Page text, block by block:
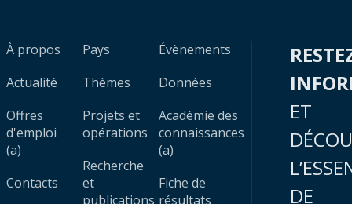
À propos
Actualité
Offres
d'emploi
(a)
Contacts
Pays
Thèmes
Projets et
opérations
Recherche
et
publications
Évènements
Données
Académie des
connaissances
(a)
Fiche de
résultats
ET
DE